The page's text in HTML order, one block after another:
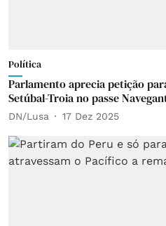
Política
Parlamento aprecia petição
Setúbal-Troia no passe
DN/Lusa 17 Dez 2025